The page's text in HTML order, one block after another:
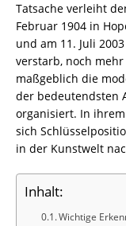
Tatsache verleiht
Februar 1904 in
und am 11. Juli
verstarb, noch
maßgeblich die
der bedeutendsten
organisiert. In
sich
in der Kunstwelt
Inhalt:
Wichtige